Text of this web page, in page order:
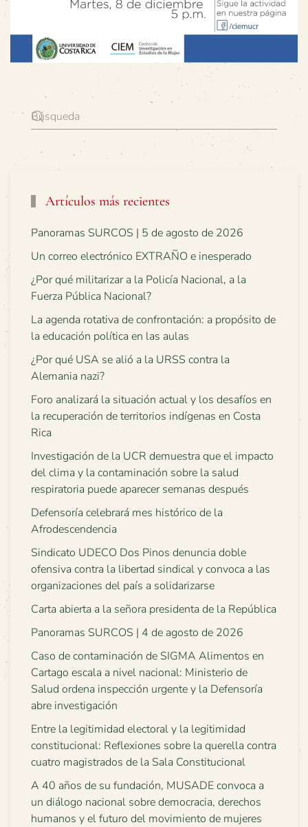
Artículos más recientes
Panoramas SURCOS | 5 de agosto de 2026
Un correo electrónico EXTRAÑO e inesperado
¿Por qué militarizar a la Policía Nacional, a la
Fuerza Pública Nacional?
La agenda rotativa de confrontación: a propósito de
la educación política en las aulas
¿Por qué USA se alió a la URSS contra la
Alemania nazi?
Foro analizará la situación actual y los desafíos en
la recuperación de territorios indígenas en Costa
Rica
Investigación de la UCR demuestra que el impacto
del clima y la contaminación sobre la salud
respiratoria puede aparecer semanas después
Defensoría celebrará mes histórico de la
Afrodescendencia
Sindicato UDECO Dos Pinos denuncia doble
ofensiva contra la libertad sindical y convoca a las
organizaciones del país a solidarizarse
Carta abierta a la señora presidenta de la República
Panoramas SURCOS | 4 de agosto de 2026
Caso de contaminación de SIGMA Alimentos en
Cartago escala a nivel nacional: Ministerio de
Salud ordena inspección urgente y la Defensoría
abre investigación
Entre la legitimidad electoral y la legitimidad
constitucional: Reflexiones sobre la querella contra
cuatro magistrados de la Sala Constitucional
A 40 años de su fundación, MUSADE convoca a
un diálogo nacional sobre democracia, derechos
humanos y el futuro del movimiento de mujeres